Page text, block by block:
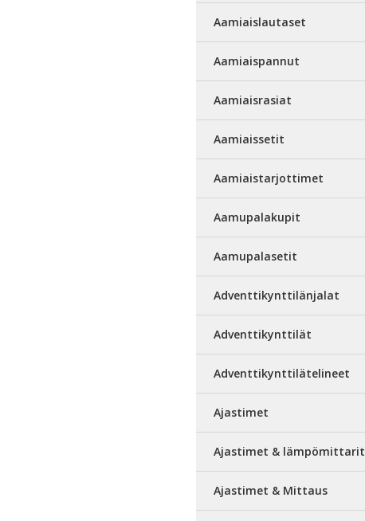
Aamiaislautaset
Aamiaispannut
Aamiaisrasiat
Aamiaissetit
Aamiaistarjottimet
Aamupalakupit
Aamupalasetit
Adventtikynttilänjalat
Adventtikynttilät
Adventtikynttilätelineet
Ajastimet
Ajastimet & lämpömittarit
Ajastimet & Mittaus